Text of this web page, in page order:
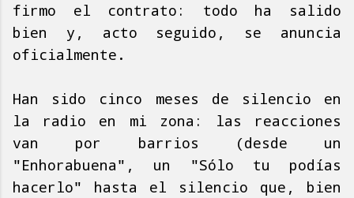
firmo el contrato: todo ha salido
bien y, acto seguido, se anuncia
oficialmente.
Han sido cinco meses de silencio en
la radio en mi zona: las reacciones
van por barrios (desde un
"Enhorabuena", un "Sólo tu podías
hacerlo" hasta el silencio que, bien